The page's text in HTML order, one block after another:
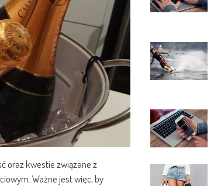
oraz kwestie związane z
Ważne jest więc, by